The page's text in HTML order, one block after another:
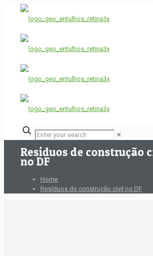
✕
Resíduos de construção
no DF
Home
Resíduos de construção civil no DF